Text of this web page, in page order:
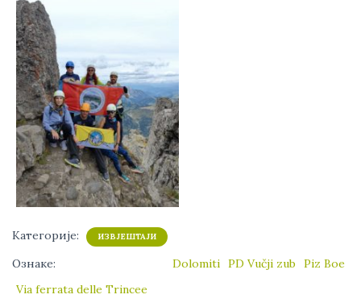
Категорије: ИЗВЈЕШТАЈИ
Ознаке: Dolomiti PD Vučji zub
Piz Boe
Via ferrata delle Trincee